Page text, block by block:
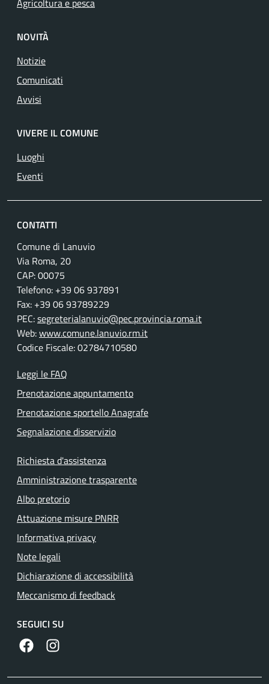
Agricoltura e pesca
NOVITÀ
Notizie
Comunicati
Avvisi
VIVERE IL COMUNE
Luoghi
Eventi
CONTATTI
Comune di Lanuvio
Via Roma, 20
CAP: 00075
Telefono: +39 06 937891
Fax: +39 06 93789229
PEC:segreterialanuvio@pec.provincia.roma.it
Web:www.comune.lanuvio.rm.it
Codice Fiscale: 02784710580
Leggi le FAQ
Prenotazione appuntamento
Prenotazione sportello Anagrafe
Segnalazione disservizio
Richiesta d'assistenza
Amministrazione trasparente
Albo pretorio
Attuazione misure PNRR
Informativa privacy
Note legali
Dichiarazione di accessibilità
Meccanismo di feedback
SEGUICI SU
https://www.facebook.com/comunedilanuvio/